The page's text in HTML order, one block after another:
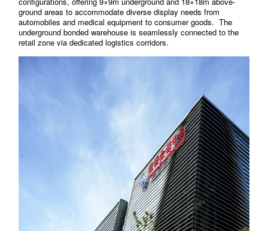
ground areas to accommodate diverse display needs from
automobiles and medical equipment to consumer goods. The
underground bonded warehouse is seamlessly connected to the
retail zone via dedicated logistics corridors.